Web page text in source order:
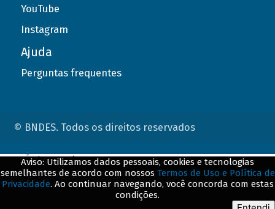
YouTube
Instagram
Ajuda
Perguntas frequentes
© BNDES. Todos os direitos reservados
Aviso: Utilizamos dados pessoais, cookies e tecnologias
semelhantes de acordo com nossos Termos de Uso e Política de
Privacidade. Ao continuar navegando, você concorda com estas
condições.
ConteÃºdo complementar
${title}${badge}